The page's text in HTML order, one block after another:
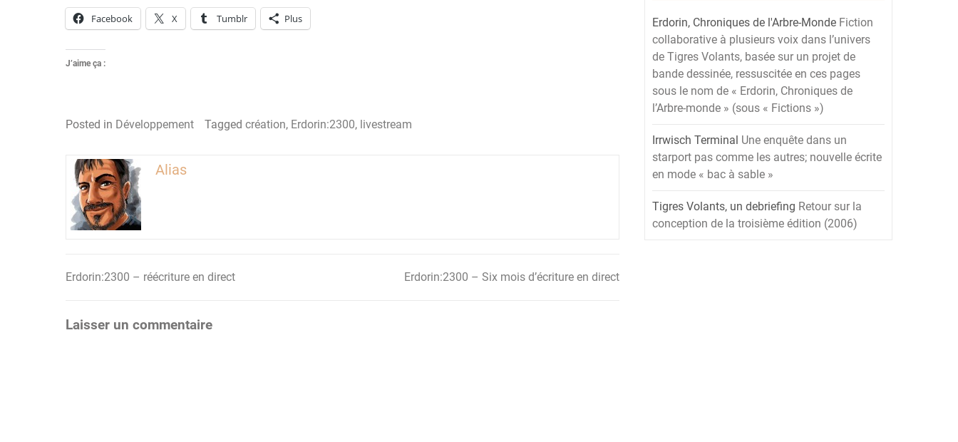
Facebook X Tumblr Plus
J’aime ça :
Posted in Développement Tagged création, Erdorin:2300, livestream
Alias
Navigation
l’article
Erdorin:2300 – réécriture en direct Erdorin:2300 – Six mois d’écriture en direct
Laisser un commentaire
Erdorin, Chroniques de l'Arbre-Monde Fiction
collaborative à plusieurs voix dans l’univers
de Tigres Volants, basée sur un projet de
bande dessinée, ressuscitée en ces pages
sous le nom de « Erdorin, Chroniques de
l’Arbre-monde » (sous « Fictions »)
Irrwisch Terminal Une enquête dans un
starport pas comme les autres; nouvelle écrite
en mode « bac à sable »
Tigres Volants, un debriefing Retour sur la
conception de la troisième édition (2006)